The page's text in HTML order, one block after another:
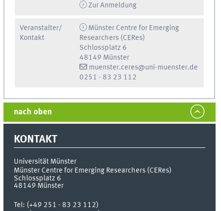
Zur Anmeldung
Veranstalter/
Kontakt
Münster Centre for Emerging
Researchers (CERes)
Schlossplatz 6
48149 Münster
muenster.ceres@uni-muenster.de
0251 - 83 23 112
nach oben
KONTAKT
Universität Münster
Münster Centre for Emerging Researchers (CERes)
Schlossplatz 6
48149 Münster
Tel: (+49 251 - 83 23 112)